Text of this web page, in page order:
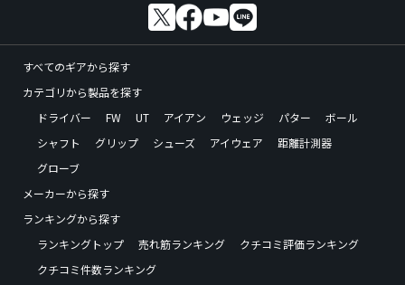
すべてのギアから探す
カテゴリから製品を探す
ドライバー
FW UT アイアン ウェッジ パター
ボール
シャフト
グリップ シューズ アイウェア
距離計測器
グローブ
メーカーから探す
ランキングから探す
ランキングトップ
売れ筋ランキング
クチコミ評価ランキング
クチコミ件数ランキング